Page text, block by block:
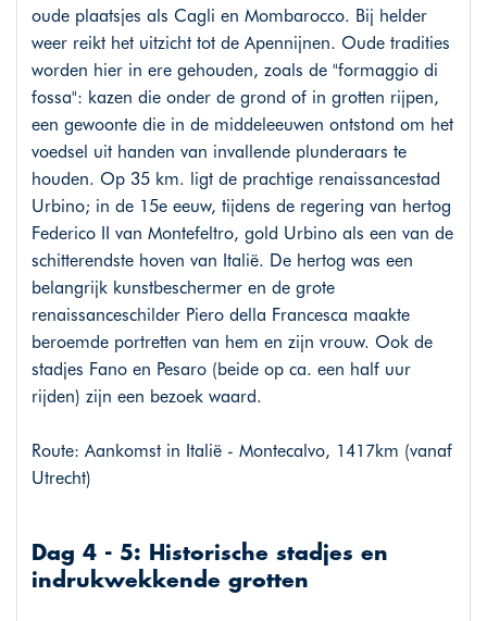
oude plaatsjes als Cagli en Mombarocco. Bij helder
weer reikt het uitzicht tot de Apennijnen. Oude tradities
worden hier in ere gehouden, zoals de "formaggio di
fossa": kazen die onder de grond of in grotten rijpen,
een gewoonte die in de middeleeuwen ontstond om het
voedsel uit handen van invallende plunderaars te
houden. Op 35 km. ligt de prachtige renaissancestad
Urbino; in de 15e eeuw, tijdens de regering van hertog
Federico II van Montefeltro, gold Urbino als een van de
schitterendste hoven van Italië. De hertog was een
belangrijk kunstbeschermer en de grote
renaissanceschilder Piero della Francesca maakte
beroemde portretten van hem en zijn vrouw. Ook de
stadjes Fano en Pesaro (beide op ca. een half uur
rijden) zijn een bezoek waard.
Route: Aankomst in Italië - Montecalvo, 1417km (vanaf
Utrecht)
Dag 4 - 5: Historische stadjes en
indrukwekkende grotten